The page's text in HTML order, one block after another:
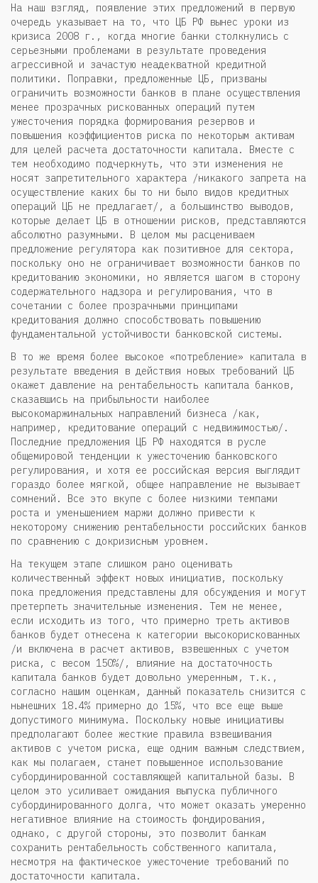
На наш взгляд, появление этих предложений в первую
очередь указывает на то, что ЦБ РФ вынес уроки из
кризиса 2008 г., когда многие банки столкнулись с
серьезными проблемами в результате проведения
агрессивной и зачастую неадекватной кредитной
политики. Поправки, предложенные ЦБ, призваны
ограничить возможности банков в плане осуществления
менее прозрачных рискованных операций путем
ужесточения порядка формирования резервов и
повышения коэффициентов риска по некоторым активам
для целей расчета достаточности капитала. Вместе с
тем необходимо подчеркнуть, что эти изменения не
носят запретительного характера /никакого запрета на
осуществление каких бы то ни было видов кредитных
операций ЦБ не предлагает/, а большинство выводов,
которые делает ЦБ в отношении рисков, представляются
абсолютно разумными. В целом мы расцениваем
предложение регулятора как позитивное для сектора,
поскольку оно не ограничивает возможности банков по
кредитованию экономики, но является шагом в сторону
содержательного надзора и регулирования, что в
сочетании с более прозрачными принципами
кредитования должно способствовать повышению
фундаментальной устойчивости банковской системы.
В то же время более высокое «потребление» капитала в
результате введения в действия новых требований ЦБ
окажет давление на рентабельность капитала банков,
сказавшись на прибыльности наиболее
высокомаржинальных направлений бизнеса /как,
например, кредитование операций с недвижимостью/.
Последние предложения ЦБ РФ находятся в русле
общемировой тенденции к ужесточению банковского
регулирования, и хотя ее российская версия выглядит
гораздо более мягкой, общее направление не вызывает
сомнений. Все это вкупе с более низкими темпами
роста и уменьшением маржи должно привести к
некоторому снижению рентабельности российских банков
по сравнению с докризисным уровнем.
На текущем этапе слишком рано оценивать
количественный эффект новых инициатив, поскольку
пока предложения представлены для обсуждения и могут
претерпеть значительные изменения. Тем не менее,
если исходить из того, что примерно треть активов
банков будет отнесена к категории высокорискованных
/и включена в расчет активов, взвешенных с учетом
риска, с весом 150%/, влияние на достаточность
капитала банков будет довольно умеренным, т.к.,
согласно нашим оценкам, данный показатель снизится с
нынешних 18.4% примерно до 15%, что все еще выше
допустимого минимума. Поскольку новые инициативы
предполагают более жесткие правила взвешивания
активов с учетом риска, еще одним важным следствием,
как мы полагаем, станет повышенное использование
субординированной составляющей капитальной базы. В
целом это усиливает ожидания выпуска публичного
субординированного долга, что может оказать умеренно
негативное влияние на стоимость фондирования,
однако, с другой стороны, это позволит банкам
сохранить рентабельность собственного капитала,
несмотря на фактическое ужесточение требований по
достаточности капитала.